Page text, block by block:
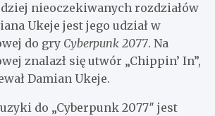
nieoczekiwanych rozdziałów
Ukeje jest jego udział w
do gry Cyberpunk 2077. Na
znalazł się utwór „Chippin’ In”,
Damian Ukeje.
do „Cyberpunk 2077″ jest